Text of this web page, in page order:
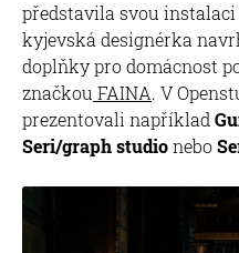
představila svou instalaci
kyjevská designérka
doplňky pro domácnost
značkou FAINA. V
prezentovali například
Seri/graph studionebo